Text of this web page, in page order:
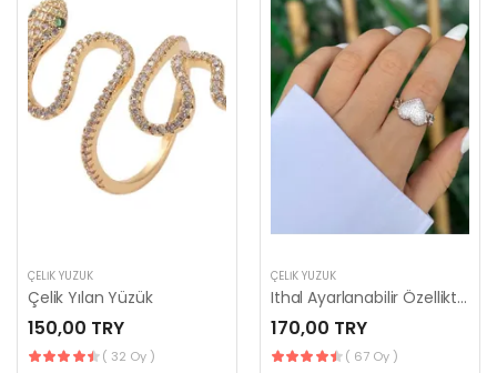
ÇELIK YÜZÜK
Çelik Yılan Yüzük
150,00 TRY
( 32 Oy )
ÇELIK YÜZÜK
Ithal Ayarlanabilir Özellikte Zirkon Taşlı Paslanmaz Çelik Kalp Yüzük
170,00 TRY
( 67 Oy )